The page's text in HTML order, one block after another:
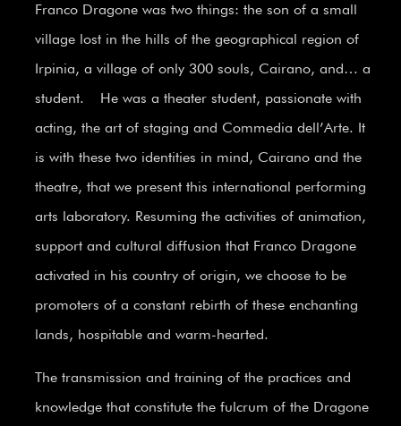
Franco Dragone was two things: the son of a small
village lost in the hills of the geographical region of
Irpinia, a village of only 300 souls, Cairano, and… a
student. He was a theater student, passionate with
acting, the art of staging and Commedia dell’Arte. It
is with these two identities in mind, Cairano and the
theatre, that we present this international performing
arts laboratory. Resuming the activities of animation,
support and cultural diffusion that Franco Dragone
activated in his country of origin, we choose to be
promoters of a constant rebirth of these enchanting
lands, hospitable and warm-hearted.
The transmission and training of the practices and
knowledge that constitute the fulcrum of the Dragone